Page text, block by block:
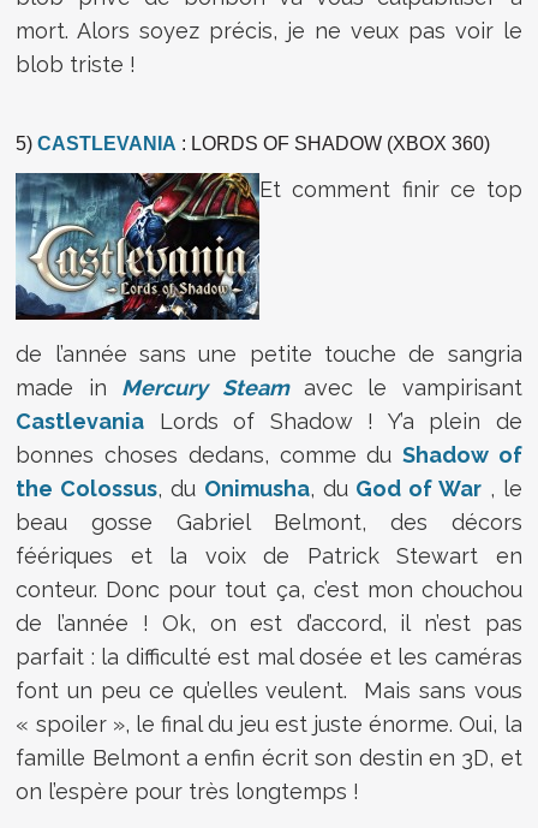
mort. Alors soyez précis, je ne veux pas voir le
blob triste !
5)CASTLEVANIA : LORDS OF SHADOW (XBOX 360)
Et comment finir ce top
de l’année sans une petite touche de sangria
made in Mercury Steamavec le vampirisant
Castlevania Lords of Shadow ! Y’a plein de
bonnes choses dedans, comme du Shadow of
the Colossus, du Onimusha, du God of War , le
beau gosse Gabriel Belmont, des décors
féériques et la voix de Patrick Stewart en
conteur. Donc pour tout ça, c’est mon chouchou
de l’année ! Ok, on est d’accord, il n’est pas
parfait : la difficulté est mal dosée et les caméras
font un peu ce qu’elles veulent. Mais sans vous
« spoiler », le final du jeu est juste énorme. Oui, la
famille Belmont a enfin écrit son destin en 3D, et
on l’espère pour très longtemps !